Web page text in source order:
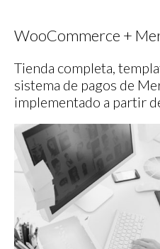
WooCommerce +
Tienda completa,
sistema de pagos de
implementado a partir